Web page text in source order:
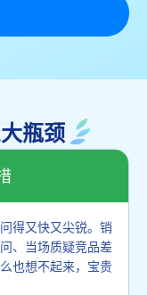
瓶颈
得又快又尖锐。销
、当场质疑竞品差
也想不起来，宝贵